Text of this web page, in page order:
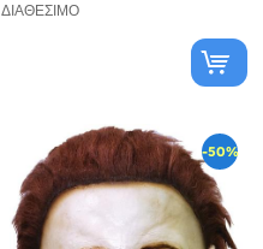
ΔΙΑΘΈΣΙΜΟ
-50%